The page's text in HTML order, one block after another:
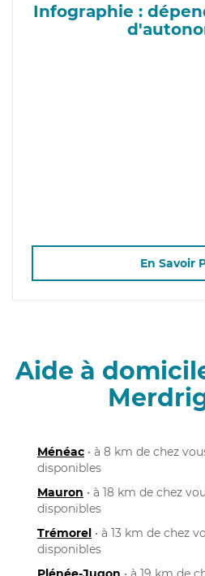
Infographie :
En Savoir
Aide à
Ménéac • à 8 km de chez
disponibles
Mauron • à 18 km de chez
disponibles
Trémorel • à 13 km de chez
disponibles